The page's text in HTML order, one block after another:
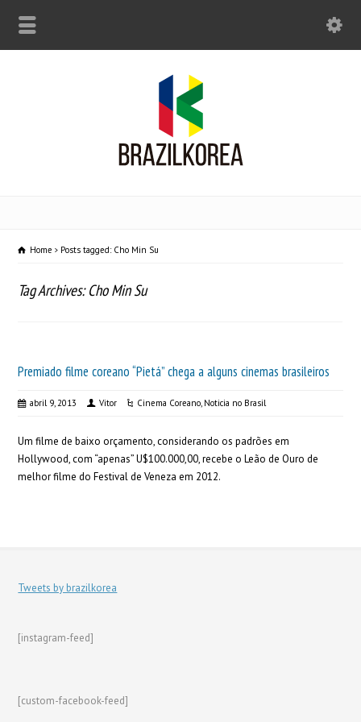
Home Posts tagged: Cho Min Su
Tag Archives: Cho Min Su
Premiado filme coreano “Pietá” chega a alguns cinemas brasileiros
abril 9, 2013 Vitor Cinema Coreano, Noticia no Brasil
Um filme de baixo orçamento, considerando os padrões em
Hollywood, com “apenas” U$100.000,00, recebe o Leão de Ouro de
melhor filme do Festival de Veneza em 2012.
Tweets by brazilkorea
[instagram-feed]
[custom-facebook-feed]